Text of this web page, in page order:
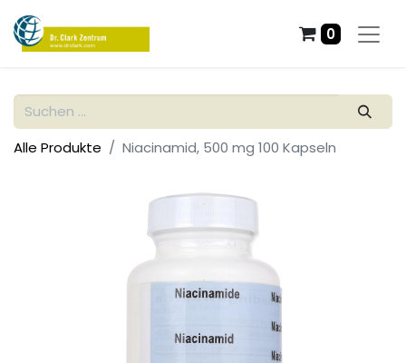
0
Alle Produkte Niacinamid, 500 mg 100 Kapseln